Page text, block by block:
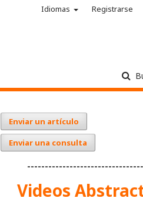
Idiomas Registrarse
Enviar un artículo
Enviar una consulta
---------------------------------
Videos